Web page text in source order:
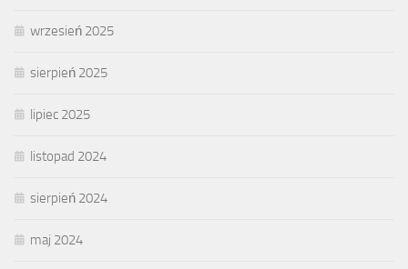
wrzesień 2025
sierpień 2025
lipiec 2025
listopad 2024
sierpień 2024
maj 2024